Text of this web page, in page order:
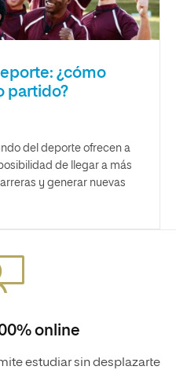
¿cómo
partido?
del deporte ofrecen a
de llegar a más
y generar nuevas
online
estudiar sin desplazarte